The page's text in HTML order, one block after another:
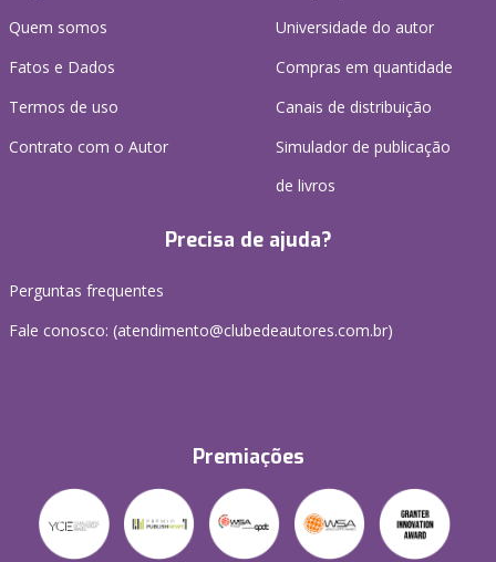
Quem somos
Fatos e Dados
Termos de uso
Contrato com o Autor
Universidade do autor
Compras em quantidade
Canais de distribuição
Simulador de publicação
de livros
Precisa de ajuda?
Perguntas frequentes
Fale conosco: (atendimento@clubedeautores.com.br)
Premiações